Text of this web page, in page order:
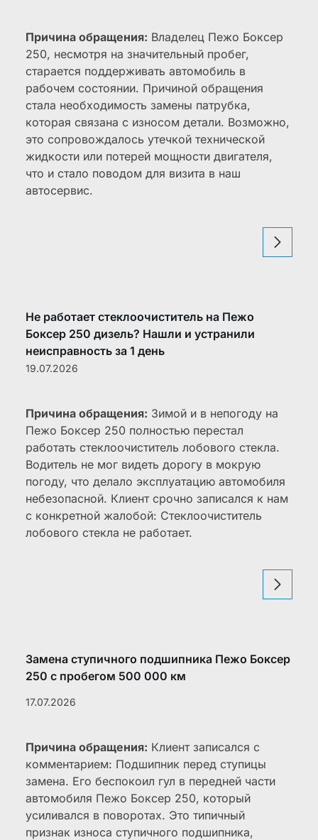
Причина обращения: Владелец Пежо Боксер
250, несмотря на значительный пробег,
старается поддерживать автомобиль в
рабочем состоянии. Причиной обращения
стала необходимость замены патрубка,
которая связана с износом детали. Возможно,
это сопровождалось утечкой технической
жидкости или потерей мощности двигателя,
что и стало поводом для визита в наш
автосервис.
Не работает стеклоочиститель на Пежо
Боксер 250 дизель? Нашли и устранили
неисправность за 1 день
19.07.2026
Причина обращения: Зимой и в непогоду на
Пежо Боксер 250 полностью перестал
работать стеклоочиститель лобового стекла.
Водитель не мог видеть дорогу в мокрую
погоду, что делало эксплуатацию автомобиля
небезопасной. Клиент срочно записался к нам
с конкретной жалобой: Стеклоочиститель
лобового стекла не работает.
Замена ступичного подшипника Пежо Боксер
250 с пробегом 500 000 км
17.07.2026
Причина обращения: Клиент записался с
комментарием: Подшипник перед ступицы
замена. Его беспокоил гул в передней части
автомобиля Пежо Боксер 250, который
усиливался в поворотах. Это типичный
признак износа ступичного подшипника,